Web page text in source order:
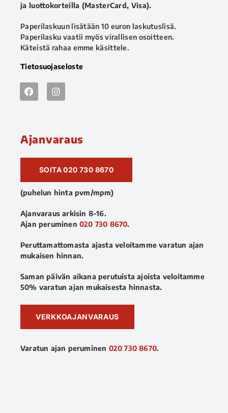
ja luottokorteilla (MasterCard, Visa).
Paperilaskuun lisätään 10 euron laskutuslisä.
Paperilasku vaatii myös virallisen osoitteen.
Käteistä rahaa emme käsittele.
Tietosuojaseloste
Ajanvaraus
SOITA 020 730 8670
(puhelun hinta pvm/mpm)
Ajanvaraus arkisin 8-16.
Ajan peruminen 020 730 8670.
Peruttamattomasta ajasta veloitamme varatun ajan
mukaisen hinnan.
Saman päivän aikana perutuista ajoista veloitamme
50% varatun ajan mukaisesta hinnasta.
VERKKOAJANVARAUS
Varatun ajan peruminen 020 730 8670.